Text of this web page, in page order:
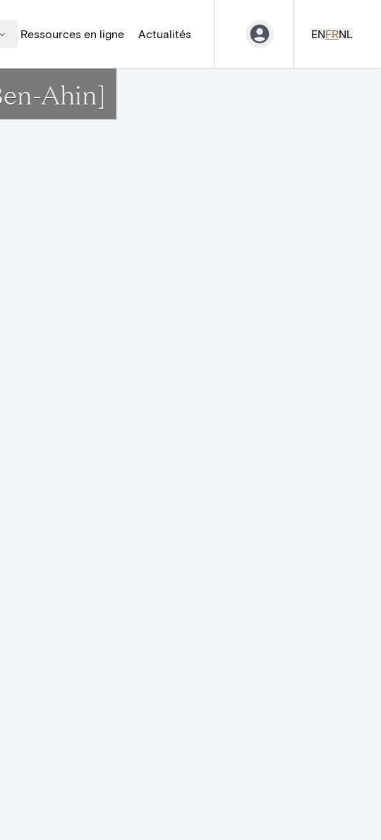
Ressources en ligne Actualités ENFRNL
Ahin]